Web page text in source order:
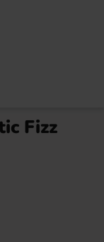
Fizz